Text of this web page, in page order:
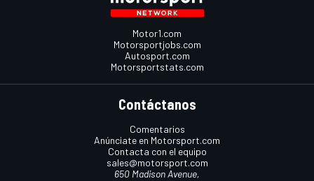
Motor1.com
Motorsportjobs.com
Autosport.com
Motorsportstats.com
Contáctanos
Comentarios
Anúnciate en Motorsport.com
Contacta con el equipo
sales@motorsport.com
650 Madison Avenue,